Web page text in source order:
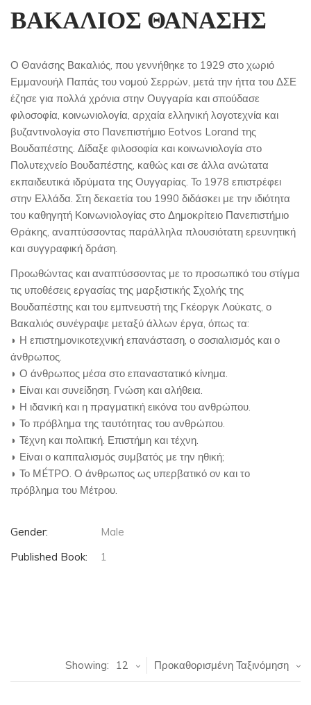
ΒΑΚΑΛΙΟΣ ΘΑΝΑΣΗΣ
Ο Θανάσης Βακαλιός, που γεννήθηκε το 1929 στο χωριό
Εμμανουήλ Παπάς του νομού Σερρών, μετά την ήττα του ΔΣΕ
έζησε για πολλά χρόνια στην Ουγγαρία και σπούδασε
φιλοσοφία, κοινωνιολογία, αρχαία ελληνική λογοτεχνία και
βυζαντινολογία στο Πανεπιστήμιο Eotvos Lorand της
Βουδαπέστης. Δίδαξε φιλοσοφία και κοινωνιολογία στο
Πολυτεχνείο Βουδαπέστης, καθώς και σε άλλα ανώτατα
εκπαιδευτικά ιδρύματα της Ουγγαρίας. Το 1978 επιστρέφει
στην Ελλάδα. Στη δεκαετία του 1990 διδάσκει με την ιδιότητα
του καθηγητή Κοινωνιολογίας στο Δημοκρίτειο Πανεπιστήμιο
Θράκης, αναπτύσσοντας παράλληλα πλουσιότατη ερευνητική
και συγγραφική δράση.
Προωθώντας και αναπτύσσοντας με το προσωπικό του στίγμα
τις υποθέσεις εργασίας της μαρξιστικής Σχολής της
Βουδαπέστης και του εμπνευστή της Γκέοργκ Λούκατς, ο
Βακαλιός συνέγραψε μεταξύ άλλων έργα, όπως τα:
◗ Η επιστημονικοτεχνική επανάσταση, ο σοσιαλισμός και ο
άνθρωπος.
◗ Ο άνθρωπος μέσα στο επαναστατικό κίνημα.
◗ Είναι και συνείδηση. Γνώση και αλήθεια.
◗ Η ιδανική και η πραγματική εικόνα του ανθρώπου.
◗ Το πρόβλημα της ταυτότητας του ανθρώπου.
◗ Τέχνη και πολιτική. Επιστήμη και τέχνη.
◗ Είναι ο καπιταλισμός συμβατός με την ηθική;
◗ Το ΜÉΤΡΟ. Ο άνθρωπος ως υπερβατικό ον και το
πρόβλημα του Μέτρου.
Gender:
Male
Published Book:
1
Προκαθορισμένη Ταξινόμηση
Showing: 12